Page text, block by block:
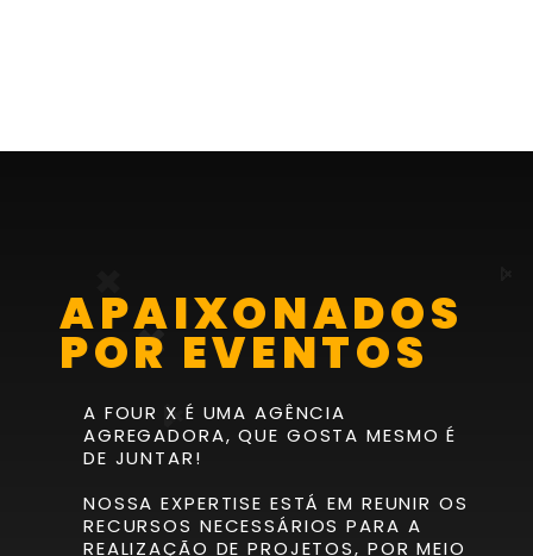
APAIXONADOS
POR EVENTOS
A FOUR X É UMA AGÊNCIA
AGREGADORA, QUE GOSTA MESMO É
DE JUNTAR!
NOSSA EXPERTISE ESTÁ EM REUNIR OS
RECURSOS NECESSÁRIOS PARA A
REALIZAÇÃO DE PROJETOS, POR MEIO